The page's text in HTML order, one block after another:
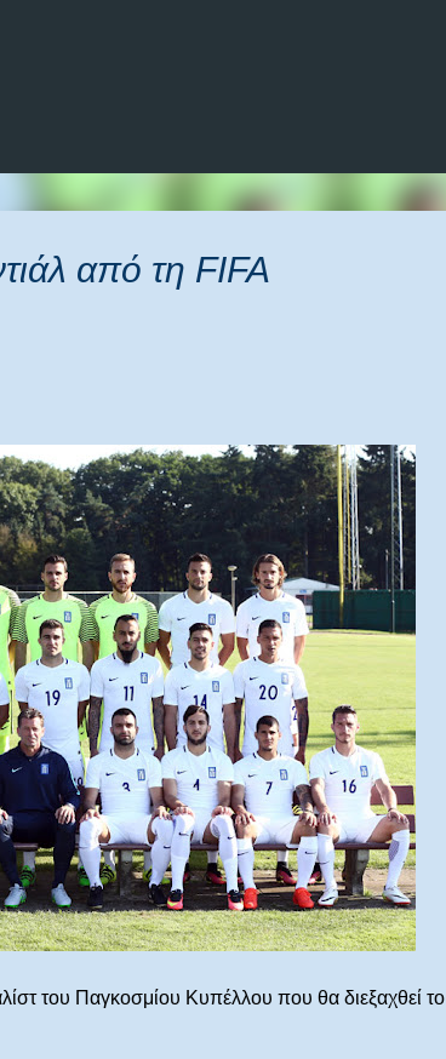
από τη FIFA
του Παγκοσμίου Κυπέλλου που θα διεξαχθεί το